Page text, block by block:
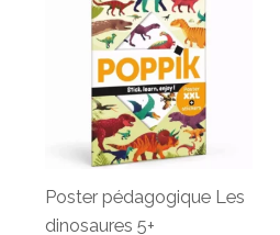
Poster pédagogique Les
dinosaures 5+